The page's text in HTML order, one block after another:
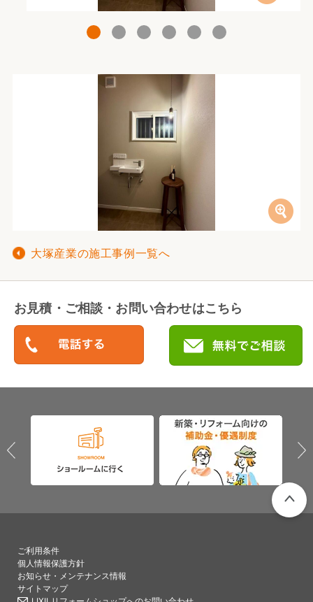
大塚産業の施工事例一覧へ
お見積・ご相談・お問い合わせはこちら
ご利用条件
個人情報保護方針
お知らせ・メンテナンス情報
サイトマップ